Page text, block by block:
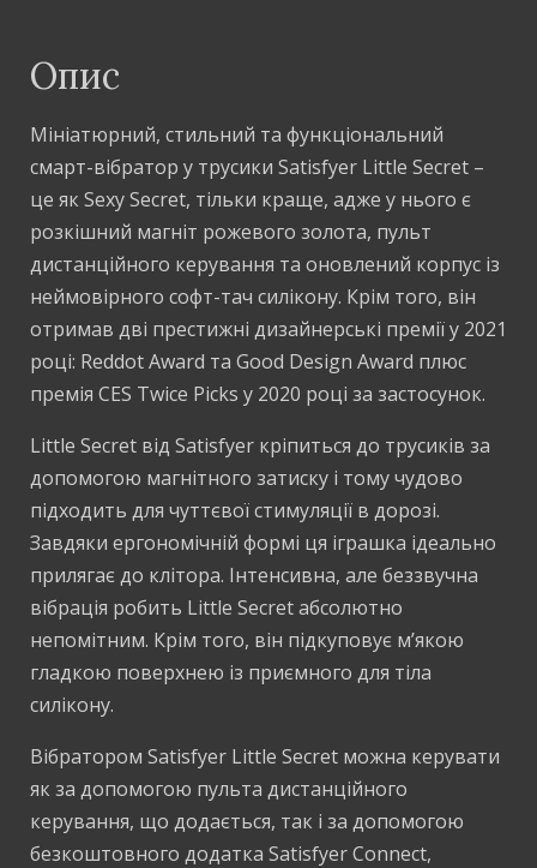
Опис
Мініатюрний, стильний та функціональний
смарт-вібратор у трусики Satisfyer Little Secret –
це як Sexy Secret, тільки краще, адже у нього є
розкішний магніт рожевого золота, пульт
дистанційного керування та оновлений корпус із
неймовірного софт-тач силікону. Крім того, він
отримав дві престижні дизайнерські премії у 2021
році: Reddot Award та Good Design Award плюс
премія CES Twice Picks у 2020 році за застосунок.
Little Secret від Satisfyer кріпиться до трусиків за
допомогою магнітного затиску і тому чудово
підходить для чуттєвої стимуляції в дорозі.
Завдяки ергономічній формі ця іграшка ідеально
прилягає до клітора. Інтенсивна, але беззвучна
вібрація робить Little Secret абсолютно
непомітним. Крім того, він підкуповує м’якою
гладкою поверхнею із приємного для тіла
силікону.
Вібратором Satisfyer Little Secret можна керувати
як за допомогою пульта дистанційного
керування, що додається, так і за допомогою
безкоштовного додатка Satisfyer Connect,